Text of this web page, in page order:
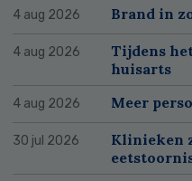
4 aug 2026 Brand in
4 aug 2026
Tijdens
huisarts
4 aug 2026 Meer
30 jul 2026
Klinieken